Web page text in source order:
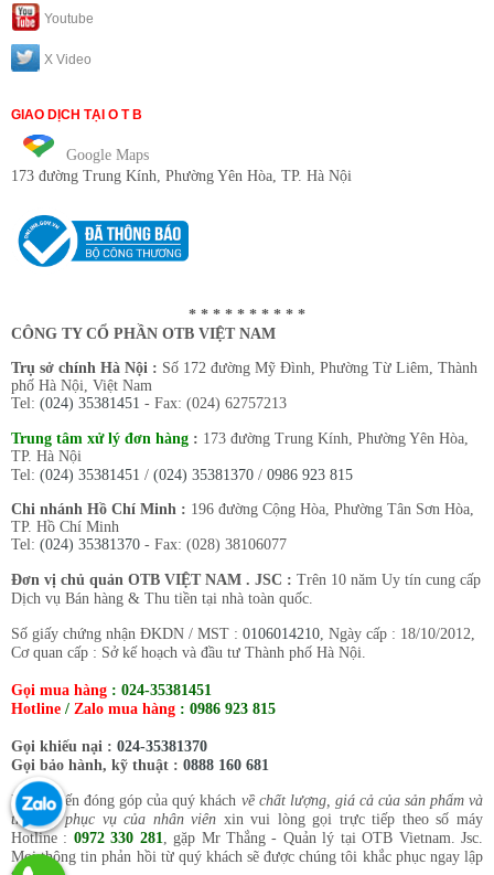
Youtube
X Video
GIAO DỊCH TẠI O T B
Google Maps
173 đường Trung Kính, Phường Yên Hòa, TP. Hà Nội
* * * * * * * * * *
CÔNG TY CỔ PHẦN OTB VIỆT NAM
Trụ sở chính Hà Nội : Số 172 đường Mỹ Đình, Phường Từ Liêm, Thành
phố Hà Nội, Việt Nam
Tel: (024) 35381451 - Fax: (024) 62757213
Trung tâm xử lý đơn hàng : 173 đường Trung Kính, Phường Yên Hòa,
TP. Hà Nội
Tel: (024) 35381451 / (024) 35381370 / 0986 923 815
Chi nhánh Hồ Chí Minh : 196 đường Cộng Hòa, Phường Tân Sơn Hòa,
TP. Hồ Chí Minh
Tel: (024) 35381370 - Fax: (028) 38106077
Đơn vị chủ quản OTB VIỆT NAM . JSC : Trên 10 năm Uy tín cung cấp
Dịch vụ Bán hàng & Thu tiền tại nhà toàn quốc.
Số giấy chứng nhận ĐKDN / MST : 0106014210, Ngày cấp : 18/10/2012,
Cơ quan cấp : Sở kế hoạch và đầu tư Thành phố Hà Nội.
Gọi mua hàng : 024-35381451
Hotline / Zalo mua hàng : 0986 923 815
Gọi khiếu nại : 024-35381370
Gọi bảo hành, kỹ thuật : 0888 160 681
Mọi ý kiến đóng góp của quý khách về chất lượng, giá cả của sản phẩm và
thái độ phục vụ của nhân viên xin vui lòng gọi trực tiếp theo số máy
Hotline : 0972 330 281, gặp Mr Thắng - Quản lý tại OTB Vietnam. Jsc.
Mọi thông tin phản hồi từ quý khách sẽ được chúng tôi khắc phục ngay lập